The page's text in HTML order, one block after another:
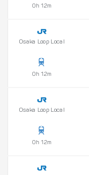
0h 12m
Osaka Loop Local
0h 12m
Osaka Loop Local
0h 12m